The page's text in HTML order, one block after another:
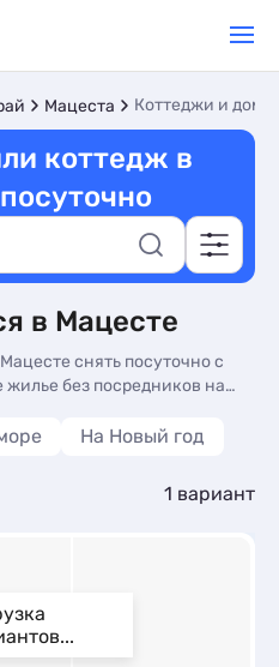
Мацеста Коттеджи и дома
коттедж в
в Мацесте
снять посуточно с
без посредников на
жилья и
На Новый год
1 вариант